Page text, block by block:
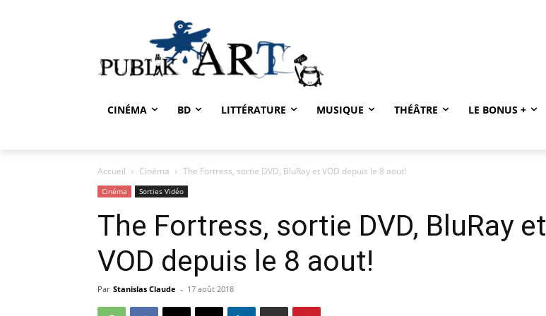
CINÉMA BD LITTÉRATURE MUSIQUE THÉÂTRE LE BONUS +
Accueil Cinéma The Fortress, sortie DVD, BluRay et VOD depuis le 8 aout!
Cinéma Sorties Vidéo
The Fortress, sortie DVD, BluRay et
VOD depuis le 8 aout!
Par Stanislas Claude - 17 août 2018